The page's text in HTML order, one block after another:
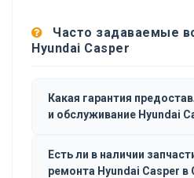
Часто задаваемые
Hyundai Casper
Какая гарантия
и обслуживание Hyundai
Есть ли в наличии
ремонта Hyundai Casper в